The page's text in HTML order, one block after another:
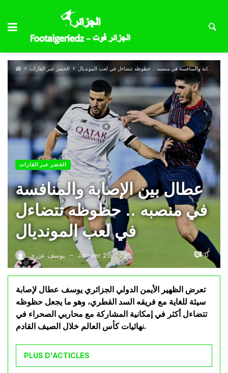
الخضر عبر القارات عطال بين الإصابة والمنافسة في منصبه .. حظوظه تتضاءل في لعب المونديال
الخضر عبر القارات
عطال بين الإصابة والمنافسة
في منصبه .. حظوظه تتضاءل
في لعب المونديال
يوسف عزري — Janvier 25, 2026 0
تعرض الظهير الأيمن الدولي الجزائري يوسف عطال لإصابة
سيئة للغاية مع فريقه السد القطري، وهو ما يجعل حظوظه
تتضاءل أكثر في إمكانية المشاركة مع محاربي الصحراء في
نهائيات كأس العالم خلال الصيف القادم.
PLUS D'ACTICLES